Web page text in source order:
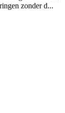
zonder d...